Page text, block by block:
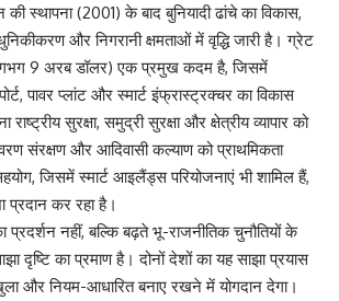
स्थापना (2001) के बाद बुनियादी ढांचे का विकास,
और निगरानी क्षमताओं में वृद्धि जारी है। ग्रेट
9 अरब डॉलर) एक प्रमुख कदम है, जिसमें
पावर प्लांट और स्मार्ट इंफ्रास्ट्रक्चर का विकास
सुरक्षा, समुद्री सुरक्षा और क्षेत्रीय व्यापार को
संरक्षण और आदिवासी कल्याण को प्राथमिकता
जिसमें स्मार्ट आइलैंड्स परियोजनाएं भी शामिल हैं,
प्रदान कर रहा है।
प्रदर्शन नहीं, बल्कि बढ़ते भू-राजनीतिक चुनौतियों के
दृष्टि का प्रमाण है। दोनों देशों का यह साझा प्रयास
और नियम-आधारित बनाए रखने में योगदान देगा।